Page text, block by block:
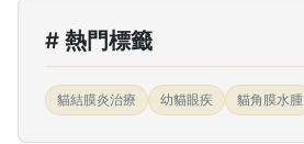
# 熱門標籤
貓結膜炎治療 幼貓眼疾 貓角膜水腫